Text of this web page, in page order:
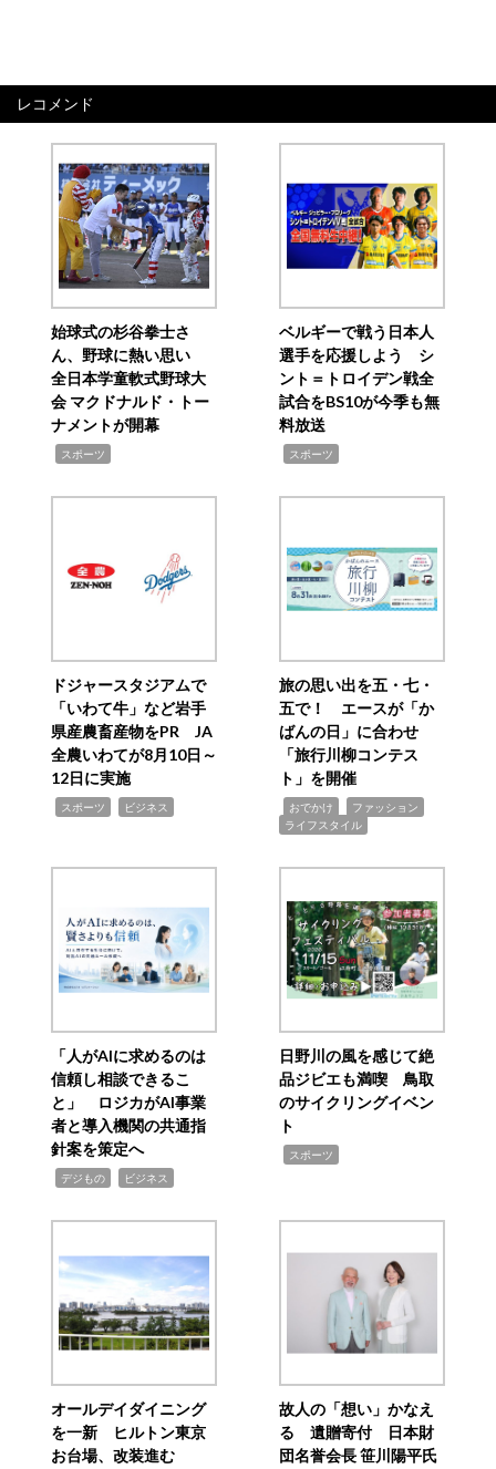
レコメンド
始球式の杉谷拳士さ
ん、野球に熱い思い
全日本学童軟式野球大
会 マクドナルド・トー
ナメントが開幕
スポーツ
ベルギーで戦う日本人
選手を応援しよう シ
ント＝トロイデン戦全
試合をBS10が今季も無
料放送
スポーツ
ドジャースタジアムで
「いわて牛」など岩手
県産農畜産物をPR JA
全農いわてが8月10日～
12日に実施
スポーツ ビジネス
旅の思い出を五・七・
五で！ エースが「か
ばんの日」に合わせ
「旅行川柳コンテス
ト」を開催
おでかけ ファッション
ライフスタイル
「人がAIに求めるのは
信頼し相談できるこ
と」 ロジカがAI事業
者と導入機関の共通指
針案を策定へ
デジもの ビジネス
日野川の風を感じて絶
品ジビエも満喫 鳥取
のサイクリングイベン
ト
スポーツ
オールデイダイニング
を一新 ヒルトン東京
お台場、改装進む
故人の「想い」かなえ
る 遺贈寄付 日本財
団名誉会長 笹川陽平氏